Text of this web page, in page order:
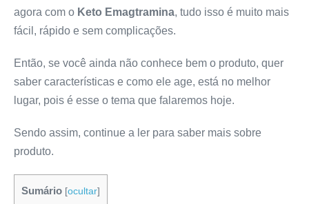
agora com o Keto Emagtramina, tudo isso é muito mais
fácil, rápido e sem complicações.
Então, se você ainda não conhece bem o produto, quer
saber características e como ele age, está no melhor
lugar, pois é esse o tema que falaremos hoje.
Sendo assim, continue a ler para saber mais sobre
produto.
Sumário [ocultar]